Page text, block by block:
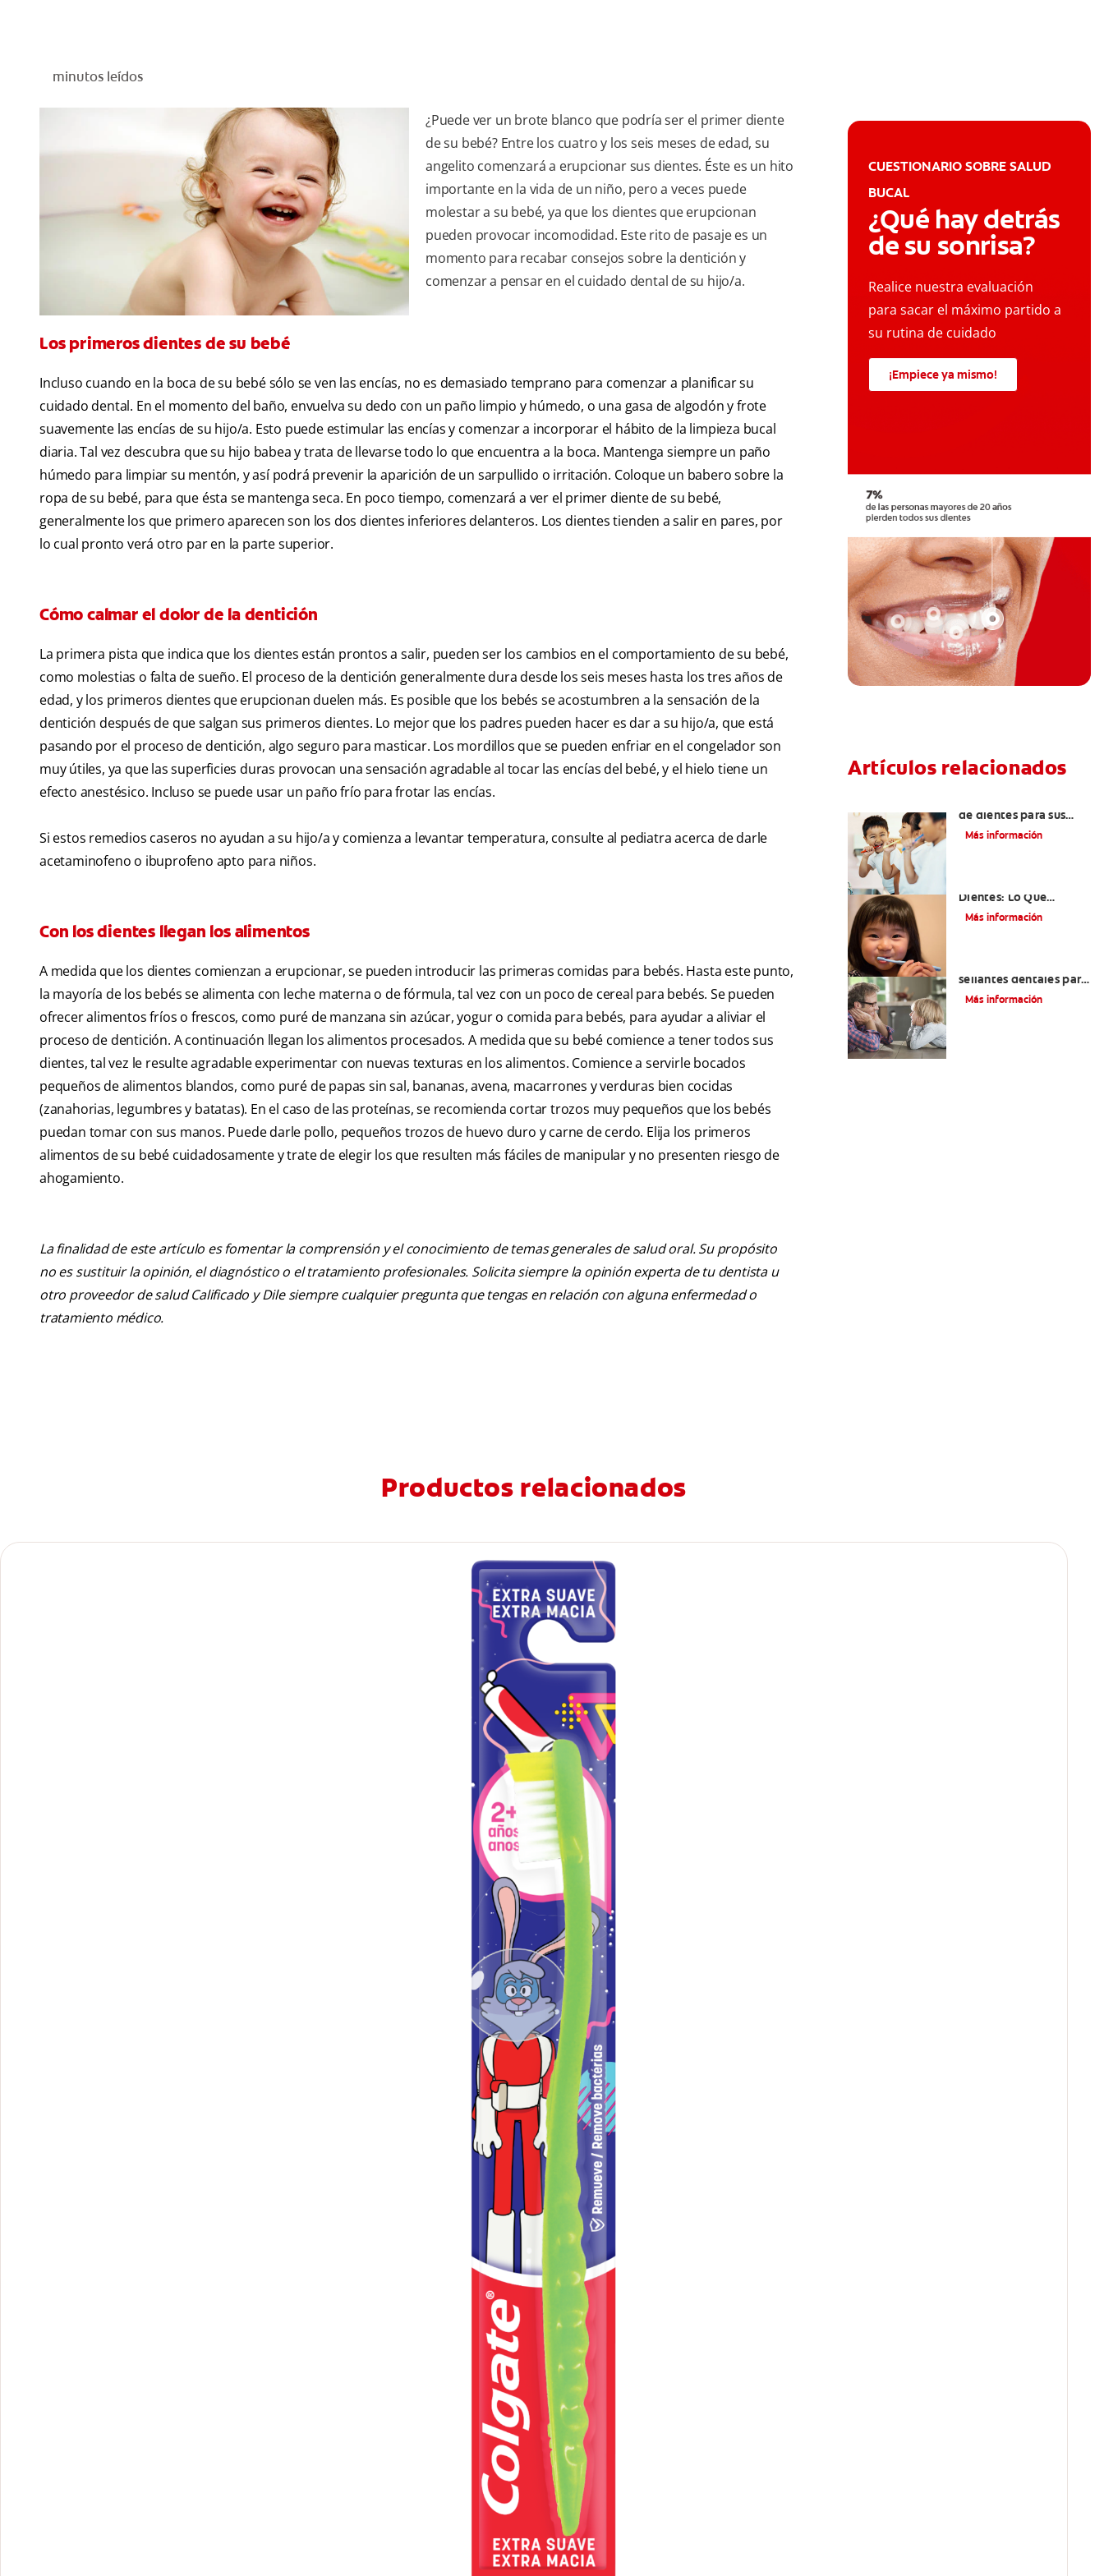
minutos leídos
¿Puede ver un brote blanco que podría ser el primer diente
de su bebé? Entre los cuatro y los seis meses de edad, su
angelito comenzará a erupcionar sus dientes. Éste es un hito
importante en la vida de un niño, pero a veces puede
molestar a su bebé, ya que los dientes que erupcionan
pueden provocar incomodidad. Este rito de pasaje es un
momento para recabar consejos sobre la dentición y
comenzar a pensar en el cuidado dental de su hijo/a.
Los primeros dientes de su bebé
Incluso cuando en la boca de su bebé sólo se ven las encías, no es demasiado temprano para comenzar a planificar su
cuidado dental. En el momento del baño, envuelva su dedo con un paño limpio y húmedo, o una gasa de algodón y frote
suavemente las encías de su hijo/a. Esto puede estimular las encías y comenzar a incorporar el hábito de la limpieza bucal
diaria. Tal vez descubra que su hijo babea y trata de llevarse todo lo que encuentra a la boca. Mantenga siempre un paño
húmedo para limpiar su mentón, y así podrá prevenir la aparición de un sarpullido o irritación. Coloque un babero sobre la
ropa de su bebé, para que ésta se mantenga seca. En poco tiempo, comenzará a ver el primer diente de su bebé,
generalmente los que primero aparecen son los dos dientes inferiores delanteros. Los dientes tienden a salir en pares, por
lo cual pronto verá otro par en la parte superior.
Cómo calmar el dolor de la dentición
La primera pista que indica que los dientes están prontos a salir, pueden ser los cambios en el comportamiento de su bebé,
como molestias o falta de sueño. El proceso de la dentición generalmente dura desde los seis meses hasta los tres años de
edad, y los primeros dientes que erupcionan duelen más. Es posible que los bebés se acostumbren a la sensación de la
dentición después de que salgan sus primeros dientes. Lo mejor que los padres pueden hacer es dar a su hijo/a, que está
pasando por el proceso de dentición, algo seguro para masticar. Los mordillos que se pueden enfriar en el congelador son
muy útiles, ya que las superficies duras provocan una sensación agradable al tocar las encías del bebé, y el hielo tiene un
efecto anestésico. Incluso se puede usar un paño frío para frotar las encías.
Si estos remedios caseros no ayudan a su hijo/a y comienza a levantar temperatura, consulte al pediatra acerca de darle
acetaminofeno o ibuprofeno apto para niños.
Con los dientes llegan los alimentos
A medida que los dientes comienzan a erupcionar, se pueden introducir las primeras comidas para bebés. Hasta este punto,
la mayoría de los bebés se alimenta con leche materna o de fórmula, tal vez con un poco de cereal para bebés. Se pueden
ofrecer alimentos fríos o frescos, como puré de manzana sin azúcar, yogur o comida para bebés, para ayudar a aliviar el
proceso de dentición. A continuación llegan los alimentos procesados. A medida que su bebé comience a tener todos sus
dientes, tal vez le resulte agradable experimentar con nuevas texturas en los alimentos. Comience a servirle bocados
pequeños de alimentos blandos, como puré de papas sin sal, bananas, avena, macarrones y verduras bien cocidas
(zanahorias, legumbres y batatas). En el caso de las proteínas, se recomienda cortar trozos muy pequeños que los bebés
puedan tomar con sus manos. Puede darle pollo, pequeños trozos de huevo duro y carne de cerdo. Elija los primeros
alimentos de su bebé cuidadosamente y trate de elegir los que resulten más fáciles de manipular y no presenten riesgo de
ahogamiento.
La finalidad de este artículo es fomentar la comprensión y el conocimiento de temas generales de salud oral. Su propósito
no es sustituir la opinión, el diagnóstico o el tratamiento profesionales. Solicita siempre la opinión experta de tu dentista u
otro proveedor de salud Calificado y Dile siempre cualquier pregunta que tengas en relación con alguna enfermedad o
tratamiento médico.
CUESTIONARIO SOBRE SALUD
BUCAL
¿Qué hay detrás
de su sonrisa?
Realice nuestra evaluación
para sacar el máximo partido a
su rutina de cuidado
¡Empiece ya mismo!
Artículos relacionados
de dientes para sus
hijos
Más información
Dientes: Lo Que
Necesita Saber
Más información
sellantes dentales para
niños
Más información
Productos relacionados